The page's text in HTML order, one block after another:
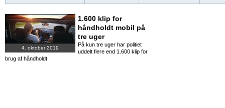
4. oktober 2019
1.600 klip for
håndholdt mobil på
tre uger
På kun tre uger har politiet
uddelt flere end 1.600 klip for
brug af håndholdt